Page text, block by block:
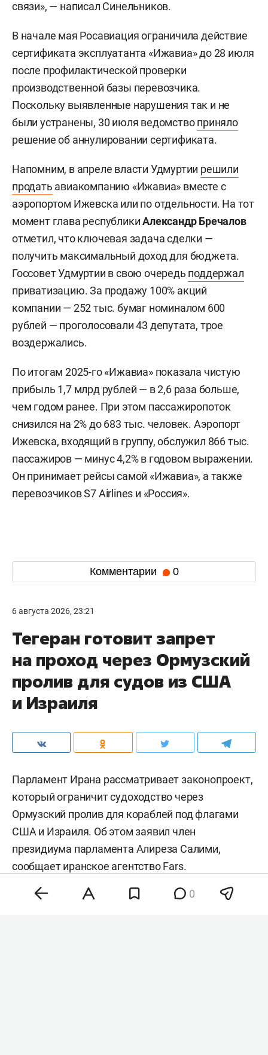
связи», — написал Синельников.
В начале мая Росавиация ограничила действие
сертификата эксплуатанта «Ижавиа» до 28 июля
после профилактической проверки
производственной базы перевозчика.
Поскольку выявленные нарушения так и не
были устранены, 30 июля ведомствоприняло
решение об аннулировании сертификата.
Напомним, в апреле власти Удмуртии решили
продать авиакомпанию «Ижавиа» вместе с
аэропортом Ижевска или по отдельности. На тот
момент глава республикиАлександр Бречалов
отметил, что ключевая задача сделки —
получить максимальный доход для бюджета.
Госсовет Удмуртии в свою очередь поддержал
приватизацию. За продажу 100% акций
компании — 252 тыс. бумаг номиналом 600
рублей — проголосовали 43 депутата, трое
воздержались.
По итогам 2025-го «Ижавиа» показала чистую
прибыль 1,7 млрд рублей — в 2,6 раза больше,
чем годом ранее. При этом пассажиропоток
снизился на 2% до 683 тыс. человек. Аэропорт
Ижевска, входящий в группу, обслужил 866 тыс.
пассажиров — минус 4,2% в годовом выражении.
Он принимает рейсы самой «Ижавиа», а также
перевозчиков S7 Airlines и «Россия».
Комментарии 0
6 августа 2026, 23:21
Тегеран готовит запрет
на проход через Ормузский
пролив для судов из США
и Израиля
Парламент Ирана рассматривает законопроект,
который ограничит судоходство через
Ормузский пролив для кораблей под флагами
США и Израиля. Об этом заявил член
президиума парламента Алиреза Салими,
сообщает иранское агентствоFars.
0